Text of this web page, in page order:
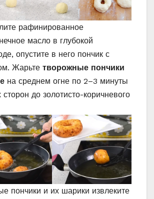
рафинированное
масло в глубокой
опустите в него пончик с
Жарьте творожные пончики
на среднем огне по 2–3 минуты
сторон до золотисто-коричневого
пончики и их шарики извлеките